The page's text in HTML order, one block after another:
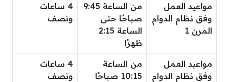
مواعيد العمل
وفق نظام الدوام
المرن 1
من الساعة 9:45
صباحًا حتى
الساعة 2:15
ظهرًا
4 ساعات
ونصف
مواعيد العمل
وفق نظام الدوام
من الساعة
10:15 صباحًا
4 ساعات
ونصف